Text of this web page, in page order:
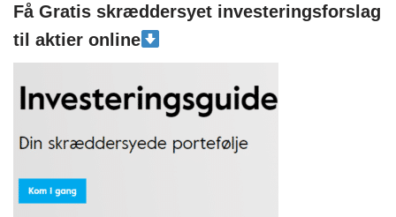
Få Gratis skræddersyet investeringsforslag
til aktier online